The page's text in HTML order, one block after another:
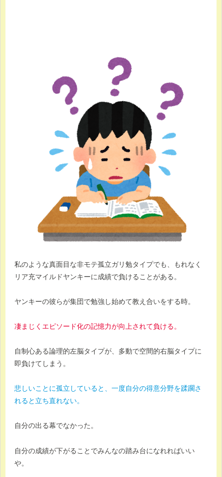
私のような真面目な非モテ孤立ガリ勉タイプでも、もれなく
リア充マイルドヤンキーに成績で負けることがある。
ヤンキーの彼らが集団で勉強し始めて教え合いをする時。
凄まじくエピソード化の記憶力が向上されて負ける。
自制心ある論理的左脳タイプが、多動で空間的右脳タイプに
即負けてしまう。
悲しいことに孤立していると、一度自分の得意分野を蹂躙さ
れると立ち直れない。
自分の出る幕でなかった。
自分の成績が下がることでみんなの踏み台になれればいい
や。